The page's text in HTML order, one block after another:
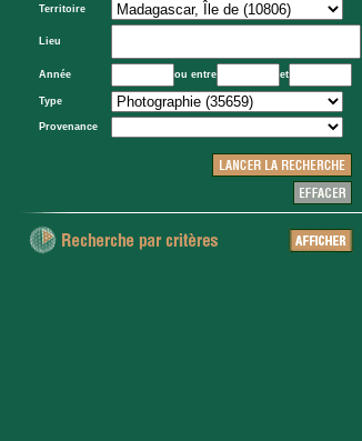
Territoire
Lieu
Année ou entre et
Type
Provenance